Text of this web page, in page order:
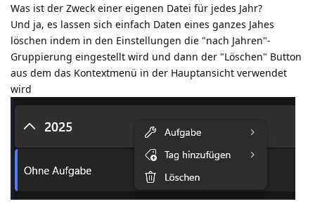
Was ist der Zweck einer eigenen Datei für jedes Jahr?
Und ja, es lassen sich einfach Daten eines ganzes Jahes
löschen indem in den Einstellungen die "nach Jahren"-
Gruppierung eingestellt wird und dann der "Löschen" Button
aus dem das Kontextmenü in der Hauptansicht verwendet
wird